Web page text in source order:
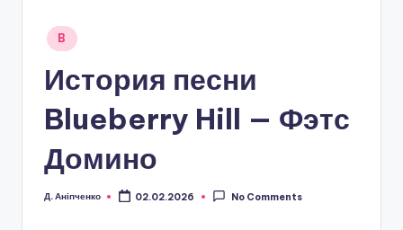
Posted
in
B
История песни
Blueberry Hill — Фэтс
Домино
Posted
Д. Аніпченко 02.02.2026 No Comments